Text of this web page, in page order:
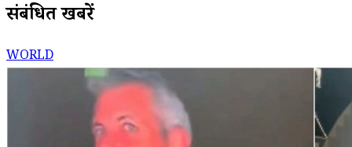
संबंधित खबरें
WORLD